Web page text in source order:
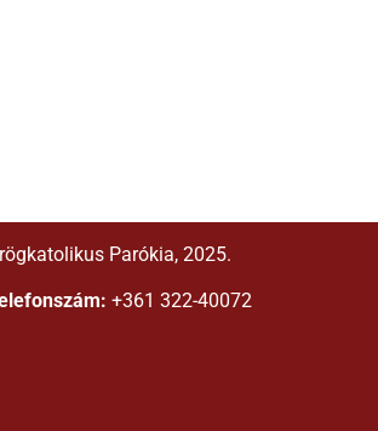
Parókia, 2025.
+361 322-40072